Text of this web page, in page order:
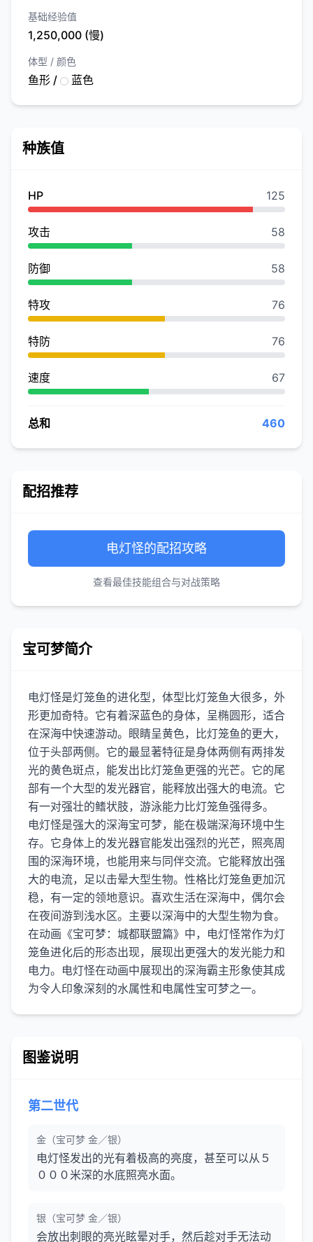
基础经验值
1,250,000 (慢)
体型 / 颜色
鱼形 / 蓝色
种族值
HP 125
攻击 58
防御 58
特攻 76
特防 76
速度 67
总和 460
配招推荐
电灯怪的配招攻略
查看最佳技能组合与对战策略
宝可梦简介
电灯怪是灯笼鱼的进化型，体型比灯笼鱼大很多，外
形更加奇特。它有着深蓝色的身体，呈椭圆形，适合
在深海中快速游动。眼睛呈黄色，比灯笼鱼的更大，
位于头部两侧。它的最显著特征是身体两侧有两排发
光的黄色斑点，能发出比灯笼鱼更强的光芒。它的尾
部有一个大型的发光器官，能释放出强大的电流。它
有一对强壮的鳍状肢，游泳能力比灯笼鱼强得多。
电灯怪是强大的深海宝可梦，能在极端深海环境中生
存。它身体上的发光器官能发出强烈的光芒，照亮周
围的深海环境，也能用来与同伴交流。它能释放出强
大的电流，足以击晕大型生物。性格比灯笼鱼更加沉
稳，有一定的领地意识。喜欢生活在深海中，偶尔会
在夜间游到浅水区。主要以深海中的大型生物为食。
在动画《宝可梦：城都联盟篇》中，电灯怪常作为灯
笼鱼进化后的形态出现，展现出更强大的发光能力和
电力。电灯怪在动画中展现出的深海霸主形象使其成
图鉴说明
第二世代
金（宝可梦 金／银）
电灯怪发出的光有着极高的亮度，甚至可以从５
０００米深的水底照亮水面。
银（宝可梦 金／银）
会放出刺眼的亮光眩晕对手，然后趁对手无法动